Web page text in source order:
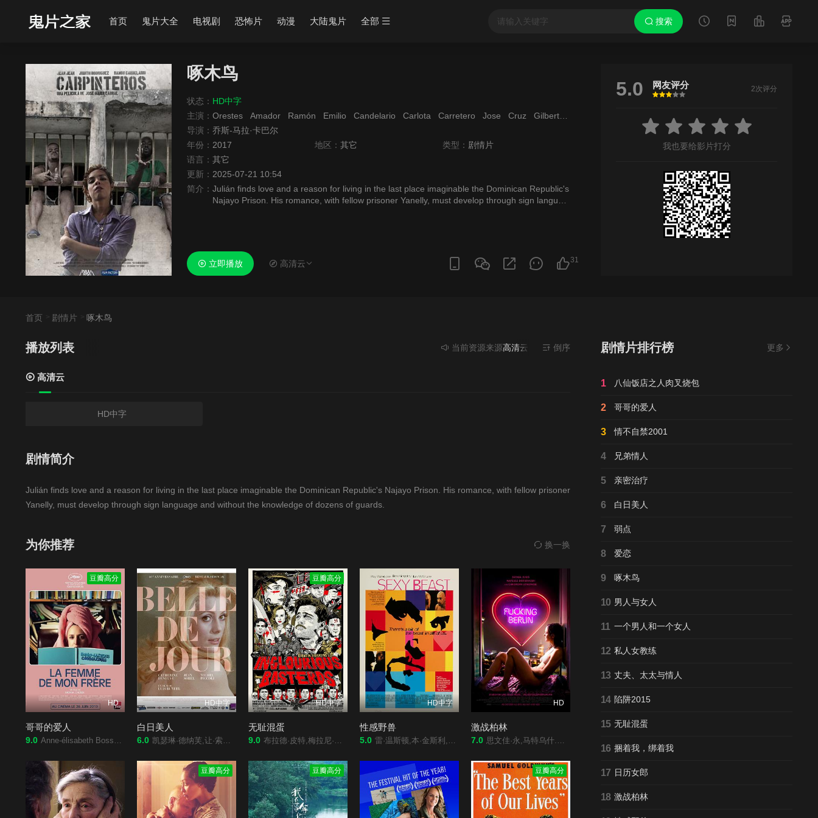
搜索
首页 鬼片大全 电视剧 恐怖片 动漫 大陆鬼片 全部
啄木鸟
状态： HD中字
主演： Orestes Amador Ramón Emilio Candelario Carlota Carretero Jose Cruz Gilberto
导演： 乔斯-马拉·卡巴尔
年份： 2017 地区： 其它 类型： 剧情片
语言： 其它
更新： 2025-07-21 10:54
简介： Julián finds love and a reason for living in the last place imaginable the Dominican Republic's
Najayo Prison. His romance, with fellow prisoner Yanelly, must develop through sign languag
31
立即播放 高清云
5.0 网友评分
很差
较差还行推荐力荐
2次评分
我也要给影片打分
首页 剧情片 啄木鸟
播放列表 当前资源来源高清云- 在线播放,无需安装播放器
倒序
高清云
HD中字
剧情简介
Julián finds love and a reason for living in the last place imaginable the Dominican Republic's Najayo Prison. His romance, with fellow prisoner
Yanelly, must develop through sign language and without the knowledge of dozens of guards.
为你推荐 换一换
豆瓣高分
HD
哥哥的爱人
9.0 Anne-élisabeth Bossé,帕特里克·伊冯,伊夫林·布洛初,塞森·加布埃,米舍利娜·伯纳德,Mani Soleymanlou,玛加丽·列平·布隆多,尼尔斯·施内德,Noah Parker,Amélie Dallaire,玛丽·布拉萨德,Paul Savoie,Maurice de Kinder,金伯利·拉费里埃,迈伦娜·麦凯,Jo?lle Paré-Beaulieu,若瑟琳·祖科,C
HD中字
白日美人
6.0 凯瑟琳·德纳芙,让·索雷尔,米歇尔·皮科利,吉内瓦维·佩吉,皮埃尔·克里蒙地,弗兰西丝·法比安,玛莎·梅赫勒,穆尼,Maria,Latour,克洛德·塞瓦尔,米歇尔·查瑞尔,Iska,Khan,贝尔纳·米松,马塞尔·沙尔韦,弗朗索瓦·麦斯特,弗朗西斯科·拉瓦尔,乔治·马沙尔,弗朗西斯·布朗什
豆瓣高分
HD中字
无耻混蛋
9.0 布拉德·皮特,梅拉尼·罗兰,克里斯托弗·瓦尔兹,伊莱·罗斯,迈克尔·法斯宾德,黛安·克鲁格,丹尼尔·布鲁赫,蒂尔·施威格,哥德昂·布克哈德,雅基·伊多,B·J·诺瓦克,奥玛·杜姆,奥古斯特·迪赫,德尼·梅诺谢,西尔维斯特·格罗特,蕾雅·赛杜
HD中字
性感野兽
5.0 雷·温斯顿,本·金斯利,伊恩·麦柯肖恩,阿曼达·雷德曼,詹姆斯·福克斯,Cavan,Kendall,Julianne,White,Álvaro,Monje,Robert,Atiko,Nieves,del,Amo,Oruet,Enrique,Alemán,Fabrega,杰拉尔·巴里,José,Maria,Cano,Ramos,Desirée,Erasmus,Santiago,Frias,Munoz
HD
激战柏林
7.0 思文佳·永,马特乌什.道普莱亚斯基,克里斯托夫·列克托斯基,查丽·安·施米茨勒,尤金·鲍德尔,马丁·诺伊豪斯,鲁道夫·马丁,朱迪思·斯坦哈泽,贾尼娜·阿格奈什·施罗德,克里斯汀·尼科尔斯,维维恩·卡纳,科拉·海涅,迈克尔·肯德,瓦勒腊坎尼斯切斯席夫,桑德拉·玛丽亚·弗龙特雷,康斯坦丁·卢凯,保罗·布彻
豆瓣高分 豆瓣高分 豆瓣高分
剧情片排行榜 更多
1 八仙饭店之人肉叉烧包
2 哥哥的爱人
3 情不自禁2001
4 兄弟情人
5 亲密治疗
6 白日美人
7 弱点
8 爱恋
9 啄木鸟
10 男人与女人
11 一个男人和一个女人
12 私人女教练
13 丈夫、太太与情人
14 陷阱2015
15 无耻混蛋
16 捆着我，绑着我
17 日历女郎
18 激战柏林